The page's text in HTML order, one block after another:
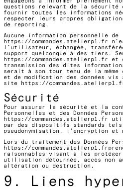
questions relevant de la sécurité
fournir toutes les informations
respecter leurs propres
de reporting.
Aucune information personnelle
https://commandes.atelierp1.fr
l'utilisateur, échangée,
support quelconque à des tiers.
https://commandes.atelierp1.fr et
transmission des dites
serait à son tour tenu de la même
et de modification des données
site
https://
Sécurité
Pour assurer la sécurité et la
Personnelles et des Données
https://commandes.atelierp1.fr
par des dispositifs standards
pseudonymisation, l’encryption et
Lors du traitement des Données
https://commandes.atelierp1.fr
raisonnables visant à les
utilisation détournée, accès non
altération ou destruction.
9. Liens